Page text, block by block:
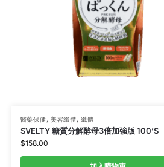
醫藥保健, 美容纖體,纖體
SVELTY 糖質分解酵母3倍加強版 100’S
$158.00